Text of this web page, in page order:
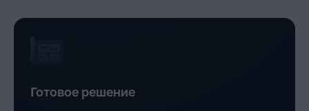
Готовое решение